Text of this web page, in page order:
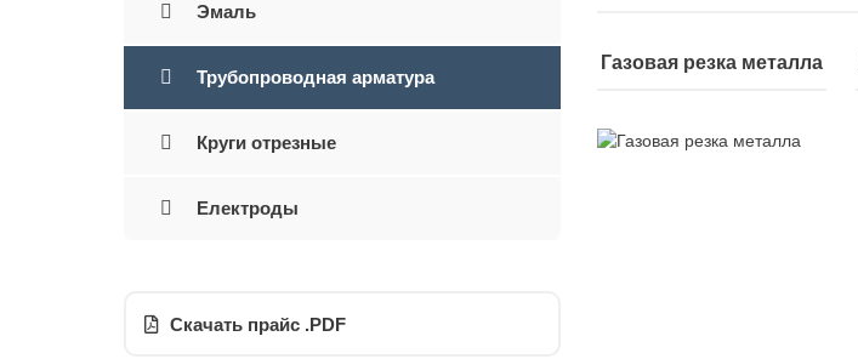
Эмаль
Трубопроводная арматура
Круги отрезные
Електроды
Скачать прайс .PDF
Газовая резка металла